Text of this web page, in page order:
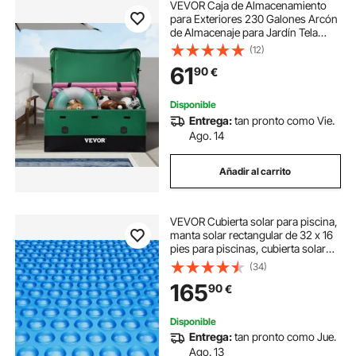
VEVOR Caja de Almacenamiento
para Exteriores 230 Galones Arcón
de Almacenaje para Jardín Tela
Lona de PE Baúl de
Almacenamiento Portátil 147 x 86 x
108 x 77 cm para Piscina Patio
Jardín Garaje Verde
(12)
6190€
Disponible
Entrega:tan pronto como Vie.
Ago. 14
Añadir al carrito
VEVOR Cubierta solar para piscina,
manta solar rectangular de 32 x 16
pies para piscinas, cubierta solar
para piscina enterrada sobre el
suelo, cubiertas solares de 16 mil,
color azul
(34)
16590€
Disponible
Entrega:tan pronto como Jue.
Ago. 13